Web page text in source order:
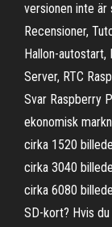
versionen inte
Recensioner,
Hallon-autostart,
Server, RTC
Svar Raspberry
ekonomisk
cirka 1520
cirka 3040
cirka 6080
SD-kort? Hvis